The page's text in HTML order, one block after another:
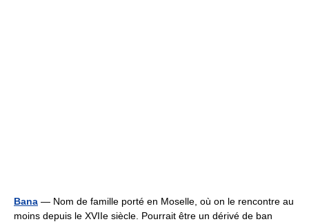
Bana — Nom de famille porté en Moselle, où on le rencontre au
moins depuis le XVIIe siècle. Pourrait être un dérivé de ban